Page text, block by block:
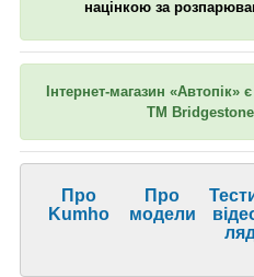
націнкою за
Інтернет-магазин
ТМ
Про
Kumho
Про
модели